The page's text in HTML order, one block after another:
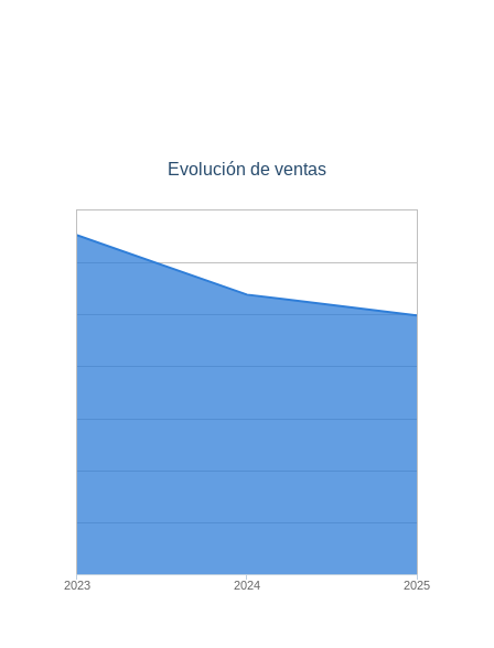
Evolución de ventas
2023 2024 2025